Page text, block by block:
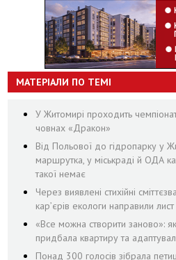
МАТЕРІАЛИ ПО ТЕМІ
У Житомирі проходить
човнах «Дракон»
Від Польової до гідропарку у
маршрутка, у міськраді й ОДА
такої немає
Через виявлені стихійні
кар’єрів екологи направили
«Все можна створити заново»:
придбала квартиру та
Понад 300 голосів зібрала